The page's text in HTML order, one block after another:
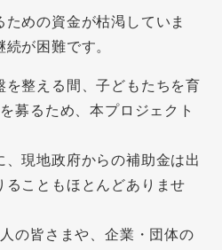
めの資金が枯渇していま
が困難です。
整える間、子どもたちを育
募るため、本プロジェクト
、現地政府からの補助金は出
こともほとんどありませ
の皆さまや、企業・団体の